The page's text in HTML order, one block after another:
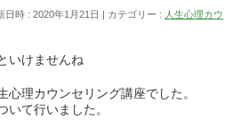
日時 : 2020年1月21日 カテゴリー : 人生心理カウ
いけませんね
心理カウンセリング講座でした。
いて行いました。